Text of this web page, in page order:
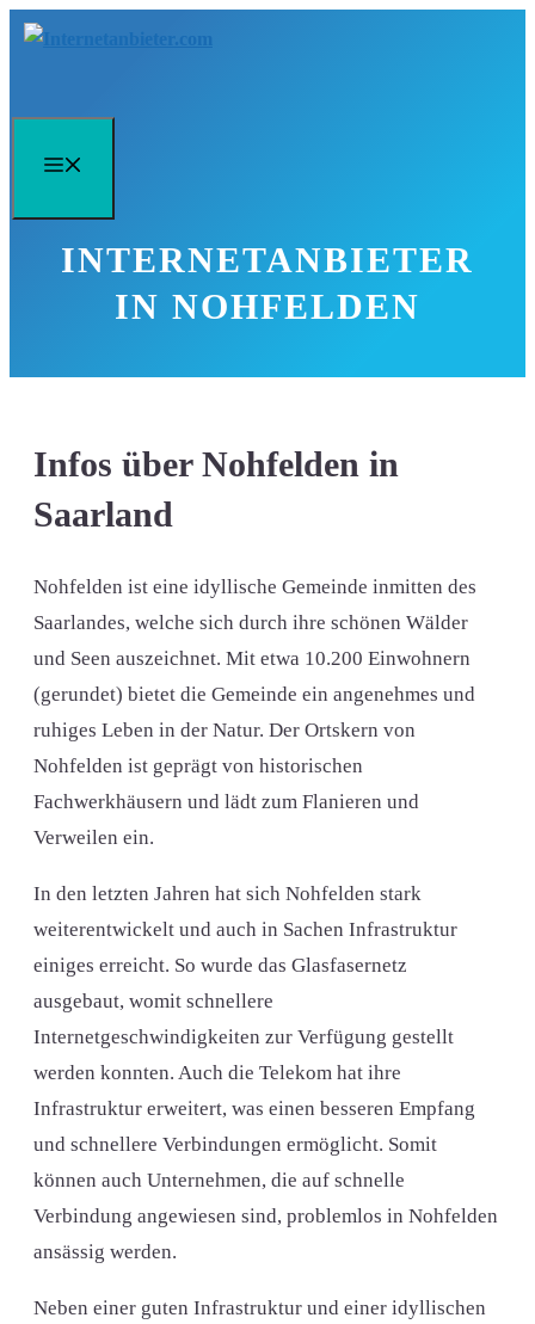
Zum
INTERNETANBIETER
IN NOHFELDEN
Infos über Nohfelden in
Saarland
Nohfelden ist eine idyllische Gemeinde inmitten des
Saarlandes, welche sich durch ihre schönen Wälder
und Seen auszeichnet. Mit etwa 10.200 Einwohnern
(gerundet) bietet die Gemeinde ein angenehmes und
ruhiges Leben in der Natur. Der Ortskern von
Nohfelden ist geprägt von historischen
Fachwerkhäusern und lädt zum Flanieren und
Verweilen ein.
In den letzten Jahren hat sich Nohfelden stark
weiterentwickelt und auch in Sachen Infrastruktur
einiges erreicht. So wurde das Glasfasernetz
ausgebaut, womit schnellere
Internetgeschwindigkeiten zur Verfügung gestellt
werden konnten. Auch die Telekom hat ihre
Infrastruktur erweitert, was einen besseren Empfang
und schnellere Verbindungen ermöglicht. Somit
können auch Unternehmen, die auf schnelle
Verbindung angewiesen sind, problemlos in Nohfelden
ansässig werden.
Neben einer guten Infrastruktur und einer idyllischen